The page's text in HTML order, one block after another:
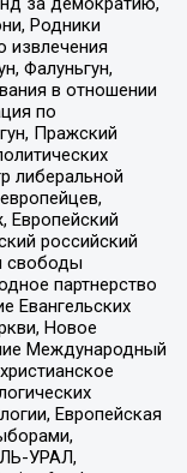
Родники
извлечения
Фалуньгун,
в отношении
по
Пражский
либеральной
Европейский
российский
свободы
партнерство
Евангельских
Новое
Международный
Европейская
УРАЛ,